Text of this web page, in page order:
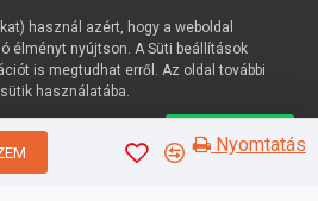
Nyomtatás
ERP
használ azért, hogy a weboldal
élményt nyújtson. A Süti beállítások
is megtudhat erről. Az oldal további
használatába.
Süti beállítások Elfogadom